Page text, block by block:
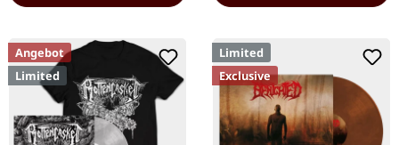
Angebot
Limited
Limited
Exclusive